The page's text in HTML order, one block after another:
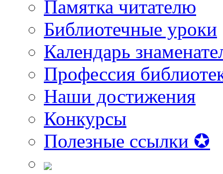
Памятка читателю
Библиотечные уроки
Календарь
Профессия
Наши достижения
Конкурсы
Полезные ссылки ✪